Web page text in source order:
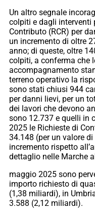
Un altro segnale
colpiti e dagli interventi
Contributo (RCR) per
un incremento di oltre
anno; di queste, oltre
colpiti, a conferma che
accompagnamento
terreno operativo la
sono stati chiusi 944
per danni lievi, per un
dei lavori che devono
sono 12.737 e quelli in
2025 le Richieste di
34.148 (per un valore
incremento rispetto
dettaglio nelle Marche
maggio 2025 sono
importo richiesto di
(1,38 miliardi), in
3.588 (2,12 miliardi).